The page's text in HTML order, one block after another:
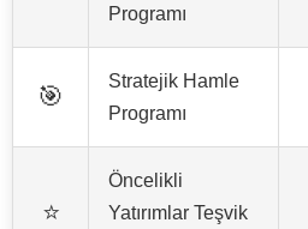
Programı
🎯
Stratejik Hamle
Programı
⭐
Öncelikli
Yatırımlar Teşvik